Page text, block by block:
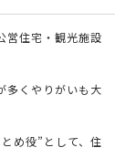
営住宅・観光施設
多くやりがいも大
め役”として、住